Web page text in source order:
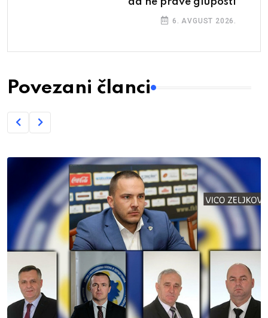
6. AVGUST 2026.
Povezani članci